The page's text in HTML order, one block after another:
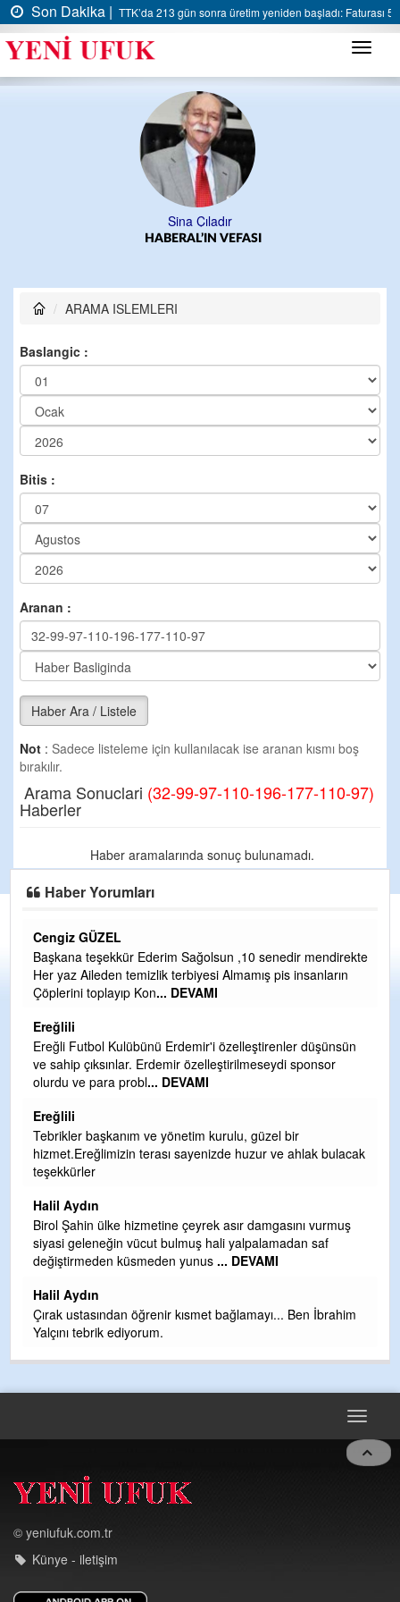
Son Dakika | TTK’da 213 gün sonra üretim yeniden başladı: Faturası 5
Menü
Sina Çıladır
HABERAL’IN VEFASI
ARAMA ISLEMLERI
Baslangic :
Bitis :
Aranan :
Haber Ara / Listele
Not : Sadece listeleme için kullanılacak ise aranan kısmı boş
bırakılır.
Arama Sonuclari (32-99-97-110-196-177-110-97)
Haberler
Haber aramalarında sonuç bulunamadı.
Haber Yorumları
Cengiz GÜZEL
Başkana teşekkür Ederim Sağolsun ,10 senedir mendirekte
Her yaz Aileden temizlik terbiyesi Almamış pis insanların
Çöplerini toplayıp Kon... DEVAMI
Ereğlili
Ereğli Futbol Kulübünü Erdemir'i özelleştirenler düşünsün
ve sahip çıksınlar. Erdemir özelleştirilmeseydi sponsor
olurdu ve para probl... DEVAMI
Ereğlili
Tebrikler başkanım ve yönetim kurulu, güzel bir
hizmet.Ereğlimizin terası sayenizde huzur ve ahlak bulacak
teşekkürler
Halil Aydın
Birol Şahin ülke hizmetine çeyrek asır damgasını vurmuş
siyasi geleneğin vücut bulmuş hali yalpalamadan saf
değiştirmeden küsmeden yunus ... DEVAMI
Halil Aydın
Çırak ustasından öğrenir kısmet bağlamayı... Ben İbrahim
Yalçını tebrik ediyorum.
Toggle
© yeniufuk.com.tr
Künye - iletişim